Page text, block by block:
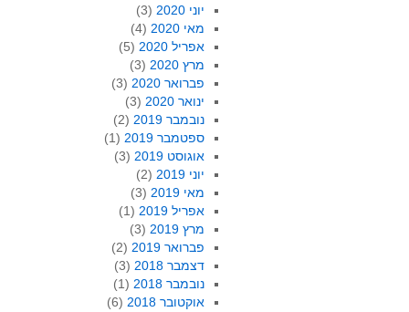
יוני 2020
(3)
מאי 2020
(4)
אפריל 2020
(5)
מרץ 2020
(3)
פברואר 2020
(3)
ינואר 2020
(3)
נובמבר 2019
(2)
ספטמבר 2019
(1)
אוגוסט 2019
(3)
יוני 2019
(2)
מאי 2019
(3)
אפריל 2019
(1)
מרץ 2019
(3)
פברואר 2019
(2)
דצמבר 2018
(3)
נובמבר 2018
(1)
אוקטובר 2018
(6)